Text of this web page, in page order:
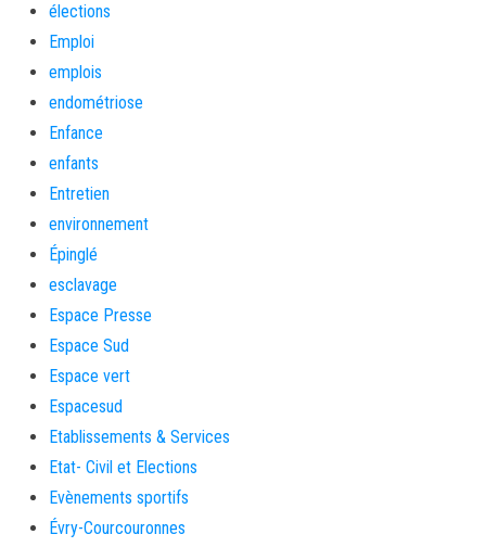
élections
Emploi
emplois
endométriose
Enfance
enfants
Entretien
environnement
Épinglé
esclavage
Espace Presse
Espace Sud
Espace vert
Espacesud
Etablissements & Services
Etat- Civil et Elections
Evènements sportifs
Évry-Courcouronnes